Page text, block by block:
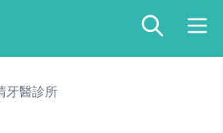
牙醫診所